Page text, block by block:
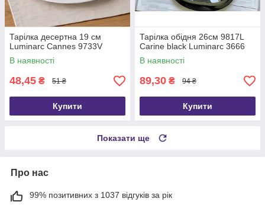
Тарілка десертна 19 см
Luminarc Cannes 9733V
В наявності
48,45 ₴ 51 ₴
Купити
Тарілка обідня 26см 9817L
Carine black Luminarc 3666
В наявності
89,30 ₴ 94 ₴
Купити
Показати ще
Про нас
99% позитивних з 1037 відгуків за рік